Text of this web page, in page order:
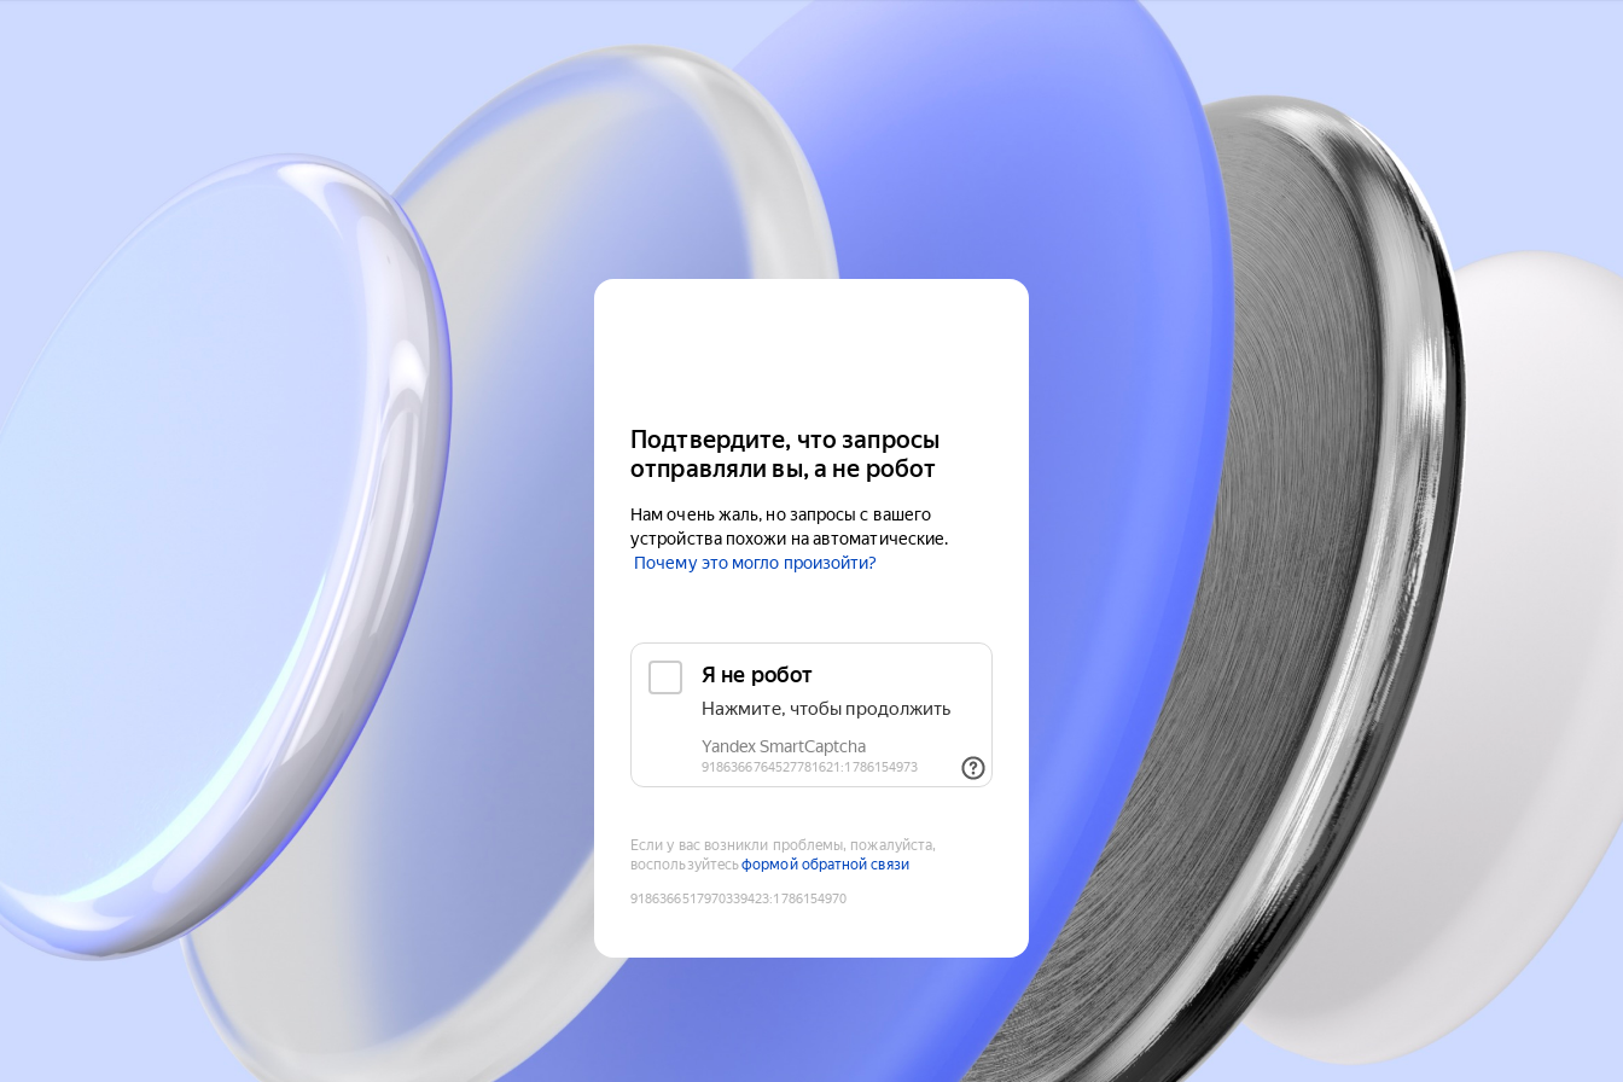
Подтвердите, что запросы
отправляли вы, а не робот
Нам очень жаль, но запросы с вашего
устройства похожи на автоматические.
Почему это могло произойти?
Если у вас возникли проблемы, пожалуйста,
воспользуйтесьформой обратной связи
9186366517970339423:1786154970